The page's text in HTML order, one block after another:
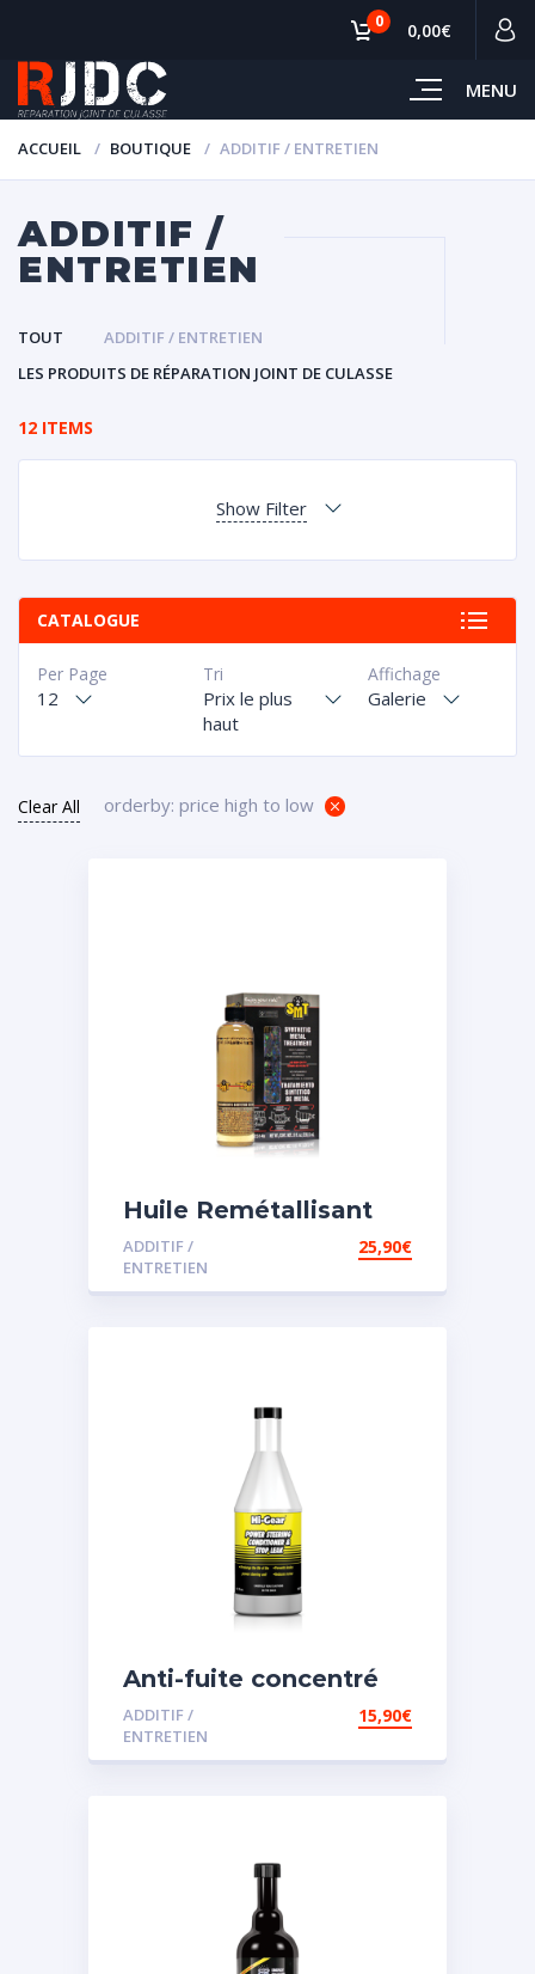
MENU
0 0,00€
ACCUEIL BOUTIQUE ADDITIF / ENTRETIEN
ADDITIF /
ENTRETIEN
TOUT
ADDITIF / ENTRETIEN
LES PRODUITS DE RÉPARATION JOINT DE CULASSE
12 ITEMS
Show Filter
CATALOGUE
Affichage
Galerie
Tri
Prix le plus
haut
Per Page
12
Clear All orderby: price high to low
Huile Remétallisant
Moteur SMT2
ADDITIF /
ENTRETIEN
25,90€
Anti-fuite concentré
pour direction
assistée
ADDITIF /
ENTRETIEN
15,90€